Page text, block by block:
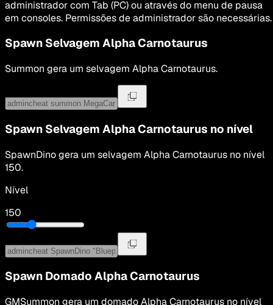
administrador com Tab (PC) ou através do menu de pausa
em consoles. Permissões de administrador são necessárias.
Spawn Selvagem Alpha Carnotaurus
Summon gera um selvagem Alpha Carnotaurus.
Spawn Selvagem Alpha Carnotaurus no nível
SpawnDinogera um selvagem Alpha Carnotaurus no nível
150.
Nível
150
Spawn Domado Alpha Carnotaurus
GMSummon gera um domadoAlpha Carnotaurus no nível